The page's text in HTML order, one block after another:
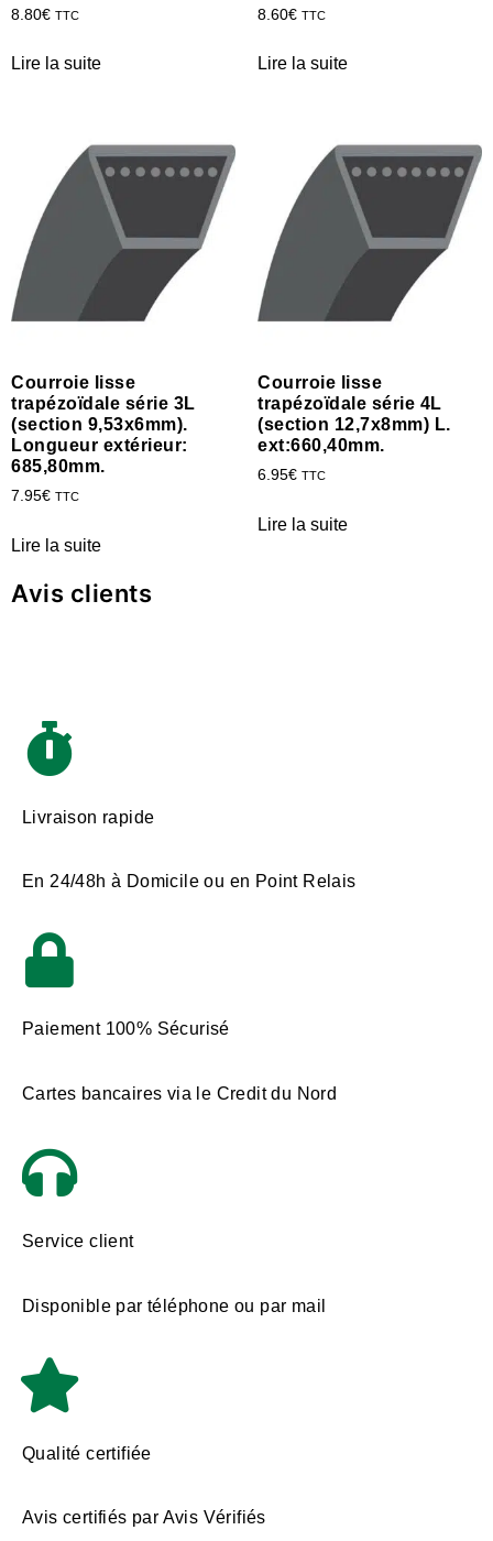
8.80€ TTC
Lire la suite
8.60€ TTC
Lire la suite
Courroie lisse
trapézoïdale série 3L
(section 9,53x6mm).
Longueur extérieur:
685,80mm.
7.95€ TTC
Lire la suite
Courroie lisse
trapézoïdale série 4L
(section 12,7x8mm) L.
ext:660,40mm.
6.95€ TTC
Lire la suite
Avis clients
Livraison rapide
En 24/48h à Domicile ou en Point Relais
Paiement 100% Sécurisé
Cartes bancaires via le Credit du Nord
Service client
Disponible par téléphone ou par mail
Qualité certifiée
Avis certifiés par Avis Vérifiés